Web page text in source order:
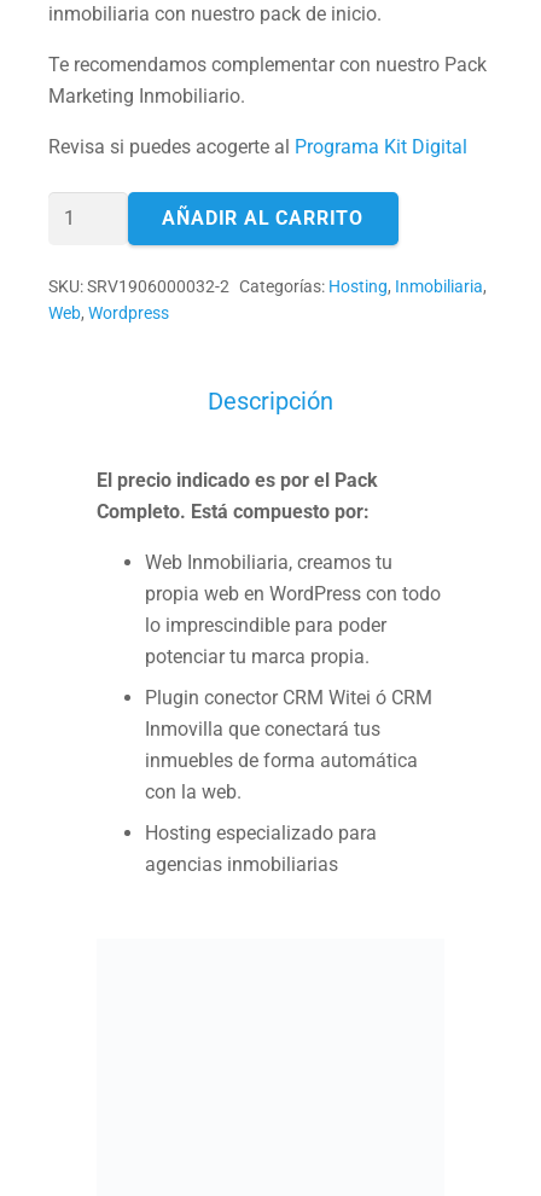
inmobiliaria con nuestro pack de inicio.
Te recomendamos complementar con nuestro Pack
Marketing Inmobiliario.
Revisa si puedes acogerte al Programa Kit Digital
Pack
Inmobiliario
Basic
AÑADIR AL CARRITO
SKU:SRV1906000032-2 Categorías: Hosting, Inmobiliaria,
Web, Wordpress
Descripción
El precio indicado es por el Pack
Completo. Está compuesto por:
Web Inmobiliaria, creamos tu
propia web en WordPress con todo
lo imprescindible para poder
potenciar tu marca propia.
Plugin conector CRM Witei ó CRM
Inmovilla que conectará tus
inmuebles de forma automática
con la web.
Hosting especializado para
agencias inmobiliarias